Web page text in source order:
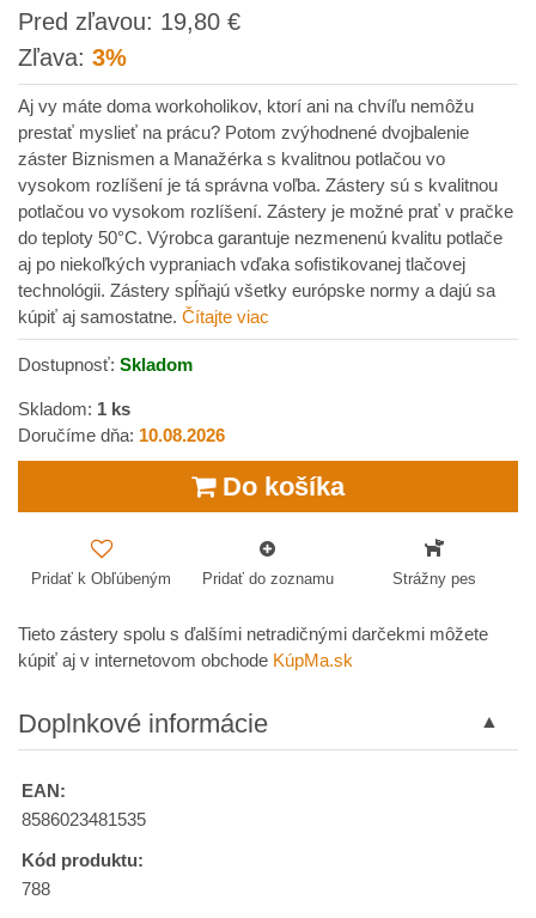
Pred zľavou: 19,80 €s
Zľava: 3%
Aj vy máte doma workoholikov, ktorí ani na chvíľu nemôžu
prestať myslieť na prácu? Potom zvýhodnené dvojbalenie
záster Biznismen a Manažérka s kvalitnou potlačou vo
vysokom rozlíšení je tá správna voľba. Zástery sú s kvalitnou
potlačou vo vysokom rozlíšení. Zástery je možné prať v pračke
do teploty 50°C. Výrobca garantuje nezmenenú kvalitu potlače
aj po niekoľkých vypraniach vďaka sofistikovanej tlačovej
technológii. Zástery spĺňajú všetky európske normy a dajú sa
kúpiť aj samostatne. Čítajte viac
Dostupnosť: Skladom
Skladom: 1 ks
Doručíme dňa: 10.08.2026
Do košíka
Pridať k Obľúbeným Pridať do zoznamu Strážny pes
Tieto zástery spolu s ďalšími netradičnými darčekmi môžete
kúpiť aj v internetovom obchode KúpMa.sk
Doplnkové informácie
EAN:
8586023481535
Kód produktu:
788